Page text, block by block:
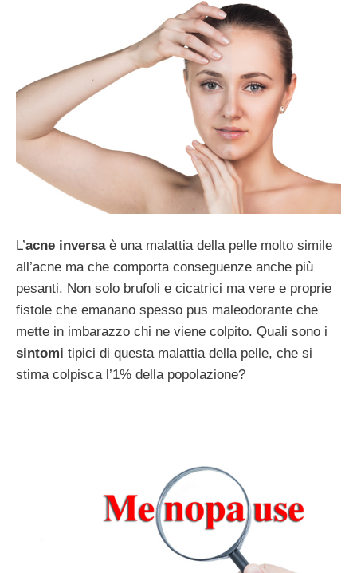
L’acne inversaè una malattia della pelle molto simile
all’acne ma che comporta conseguenze anche più
pesanti. Non solo brufoli e cicatrici ma vere e proprie
fistole che emanano spesso pus maleodorante che
mette in imbarazzo chi ne viene colpito. Quali sono i
sintomi tipici di questa malattia della pelle, che si
stima colpisca l’1% della popolazione?